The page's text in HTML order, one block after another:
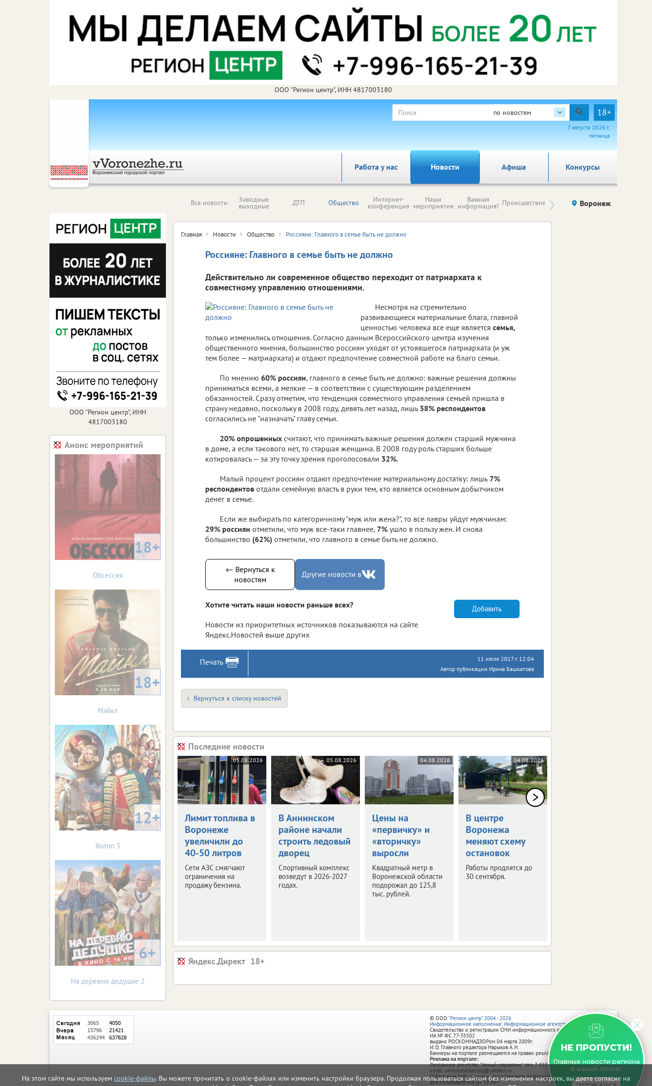
На этом сайте мы используем cookie-файлы. Вы можете прочитать о cookie-файлах или изменить настройки браузера. Продолжая пользоваться сайтом без изменения настроек, вы даете согласие на
ООО "Регион центр", ИНН 4817003180
по новостям 18+
7 августа 2026 г.
пятница
Работа у нас Новости Афиша Конкурсы
Все новости Заводные
выходные ДТП Общество Интернет-
конференция
Наши
мероприятия
Важная
информация! Происшествия Здоровье компаний (на
Воронеж
Главная Новости Общество Россияне: Главного в семье быть не должно
Россияне: Главного в семье быть не должно
Действительно ли современное общество переходит от патриархата к
совместному управлению отношениями.
Несмотря на стремительно
развивающиеся материальные блага, главной
ценностью человека все еще является семья,
только изменились отношения. Согласно данным Всероссийского центра изучения
общественного мнения, большинство россиян уходят от устоявшегося патриархата (и уж
тем более — матриархата) и отдают предпочтение совместной работе на благо семьи.
По мнению 60% россиян, главного в семье быть не должно: важные решения должны
приниматься всеми, а мелкие — в соответствии с существующим разделением
обязанностей. Сразу отметим, что тенденция совместного управления семьей пришла в
страну недавно, поскольку в 2008 году, девять лет назад, лишь 38% респондентов
согласились не "назначать" главу семьи.
20% опрошенных считают, что принимать важные решения должен старший мужчина
в доме, а если такового нет, то старшая женщина. В 2008 году роль старших больше
котировалась — за эту точку зрения проголосовали 32%.
Малый процент россиян отдают предпочтение материальному достатку: лишь 7%
респондентов отдали семейную власть в руки тем, кто является основным добытчиком
денег в семье.
Если же выбирать по категоричному "муж или жена?", то все лавры уйдут мужчинам:
29% россиян отметили, что муж все-таки главнее, 7% ушло в пользу жен. И снова
большинство (62%) отметили, что главного в семье быть не должно.
← Вернуться к
новостям
Другие новости в
Хотите читать наши новости раньше всех?
Новости из приоритетных источников показываются на сайте
Яндекс.Новостей выше других
Добавить
Печать
11 июля 2017 г. 12:04
Автор публикации Ирина Башкатова
Вернуться к списку новостей
Последние новости
05.08.2026
Лимит топлива в
Воронеже
увеличили до
40-50 литров
Сети АЗС смягчают
ограничения на
продажу бензина.
05.08.2026
В Аннинском
районе начали
строить ледовый
дворец
Спортивный комплекс
возведут в 2026-2027
годах.
04.08.2026
Цены на
«первичку» и
«вторичку»
выросли
Квадратный метр в
Воронежской области
подорожал до 125,8
тыс. рублей.
04.08.2026
В центре
Воронежа
меняют схему
остановок
Работы продлятся до
30 сентября.
Яндекс.Директ
ООО "Регион центр", ИНН
4817003180
Анонс мероприятий
18+
Обсессия
18+
Майкл
12+
Холоп 3
6+
На деревню дедушке 2
НЕ ПРОПУСТИ!
Главные новости региона
в вашей почте!
© ООО "Регион центр" 2004 - 2026
Информационное наполнение: Информационное агентство vRossii.ru
Свидетельство о регистрации СМИ информационного агентства vRossii.ru
ИА № ФС 77‑35502
выдано РОСКОМНАДЗОРом 04 марта 2009г.
И. О. Главного редактора Нарыков А. Н.
Баннеры на портале размещаются на правах рекламы.
Реклама на портале:
Рекламное агентство "Умный маркетинг" тел. 7-910-267-70-40,
email: umnyy.marketing@yandex.ru
Отдельные публикации могут содержать информацию, не предназначенную
для пользователей до 18 лет.